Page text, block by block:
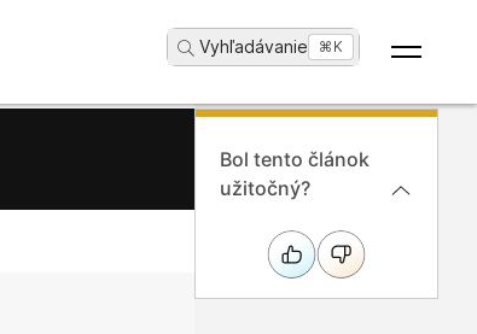
Vyhľadávanie ...⌘K
Bol tento článok
užitočný?